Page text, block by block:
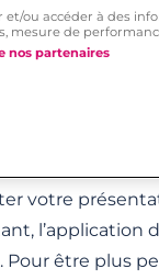
en quelques
mêmes
est complétée,
Chaque
votre
l’application
Pour être plus
et/ou accéder à des
mesure de
nos partenaires